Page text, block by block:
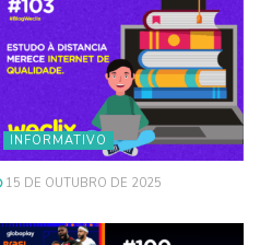
INFORMATIVO
15 DE OUTUBRO DE 2025